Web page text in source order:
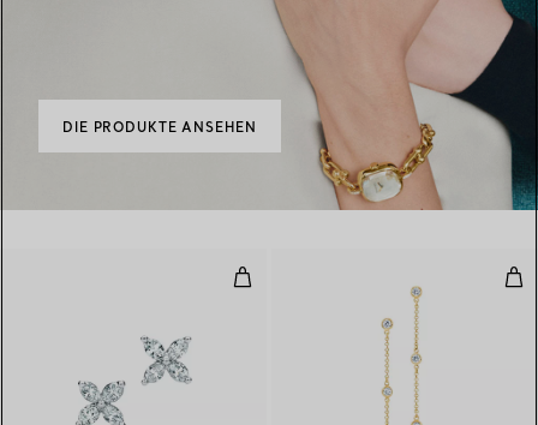
DIE PRODUKTE ANSEHEN
Ohrringe